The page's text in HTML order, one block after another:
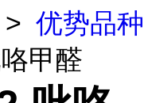
> 优势品种
甲醛